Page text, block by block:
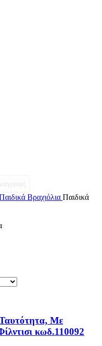
Βραχιόλια Παιδικά
Sorted
Με
κωδ.110092